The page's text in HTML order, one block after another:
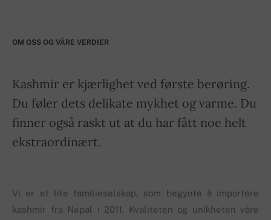
OM OSS OG VÅRE VERDIER
Kashmir er kjærlighet ved første berøring.
Du føler dets delikate mykhet og varme. Du
finner også raskt ut at du har fått noe helt
ekstraordinært.
Vi er et lite familieselskap, som begynte å importere
kashmir fra Nepal i 2011. Kvaliteten og unikheten våre